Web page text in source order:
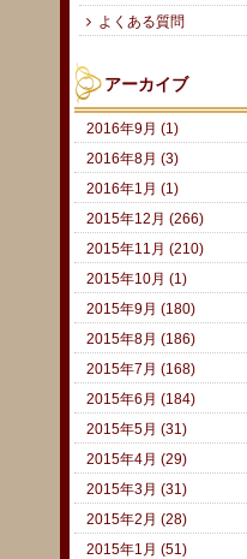
よくある質問
アーカイブ
2016年9月 (1)
2016年8月 (3)
2016年1月 (1)
2015年12月 (266)
2015年11月 (210)
2015年10月 (1)
2015年9月 (180)
2015年8月 (186)
2015年7月 (168)
2015年6月 (184)
2015年5月 (31)
2015年4月 (29)
2015年3月 (31)
2015年2月 (28)
2015年1月 (51)